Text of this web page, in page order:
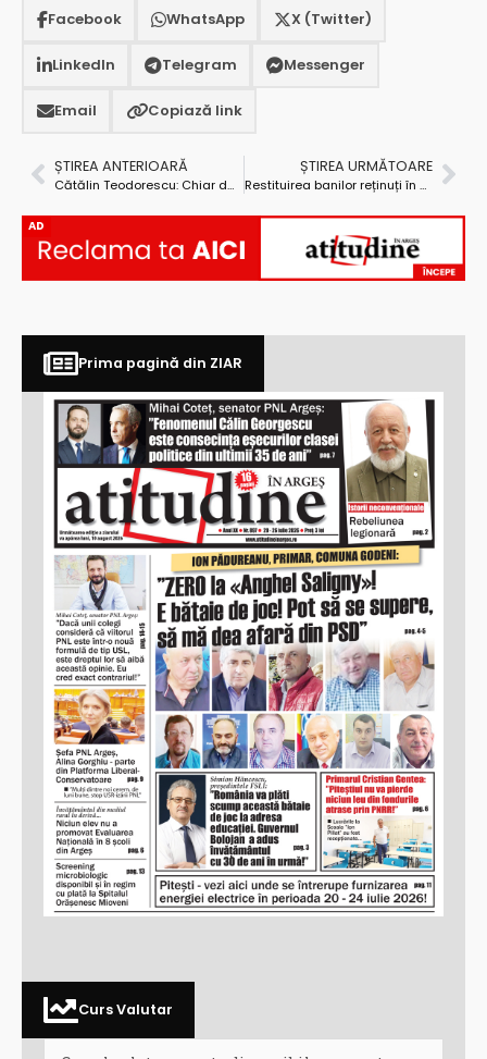
Facebook WhatsApp X (Twitter)
LinkedIn Telegram Messenger
Email Copiază link
ȘTIREA ANTERIOARĂ
Cătălin Teodorescu: Chiar dacă în Argeș alegerile nu au fost câștigate de PDL, organizația a crescut
ȘTIREA URMĂTOARE
Restituirea banilor reținuți în plus pentru C.A.S. din pensiile de peste 740 lei. Ce se întâmplă cu banii celor care decedează înainte de restituirea banilor?
AD
Prima pagină din ZIAR
Curs Valutar